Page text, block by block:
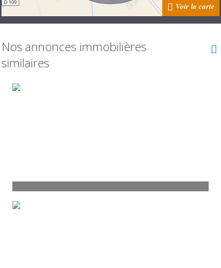
Voir la carte
Nos annonces immobilières
similaires